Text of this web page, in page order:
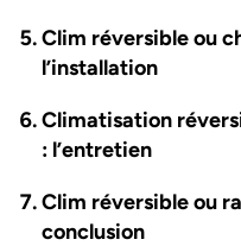
Clim réversible ou
l’installation
Climatisation
: l’entretien
Clim réversible ou
conclusion